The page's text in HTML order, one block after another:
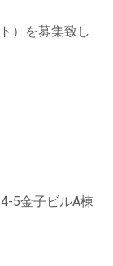
）を募集致し
5金子ビルA棟